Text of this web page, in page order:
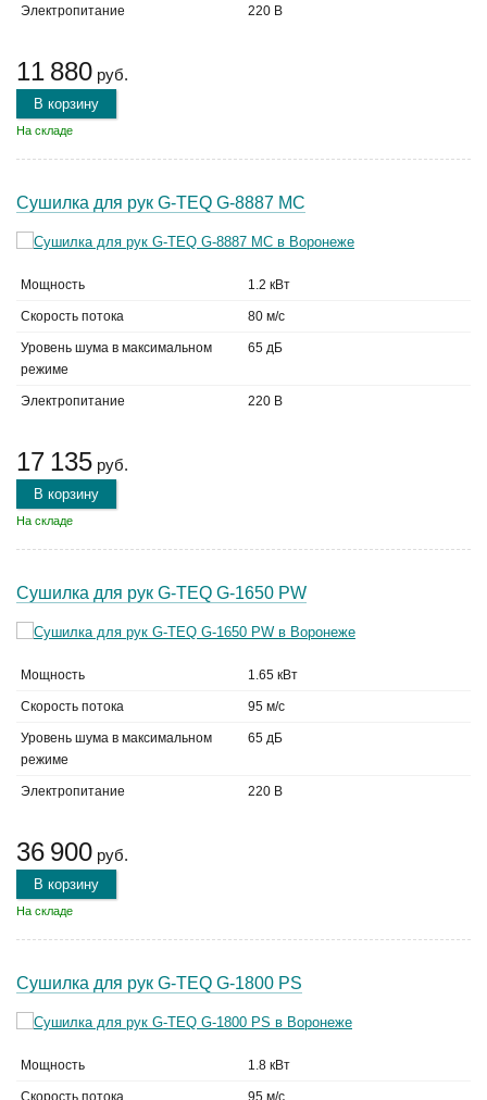
Электропитание 220 В
11 880 руб.
В корзину
На складе
Сушилка для рук G-TEQ G-8887 MC
Мощность 1.2 кВт
Скорость потока 80 м/с
Уровень шума в максимальном
режиме
65 дБ
Электропитание 220 В
17 135 руб.
В корзину
На складе
Сушилка для рук G-TEQ G-1650 PW
Мощность 1.65 кВт
Скорость потока 95 м/с
Уровень шума в максимальном
режиме
65 дБ
Электропитание 220 В
36 900 руб.
В корзину
На складе
Сушилка для рук G-TEQ G-1800 PS
Мощность 1.8 кВт
Скорость потока 95 м/с